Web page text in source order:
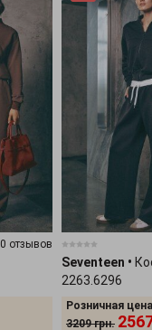
0 отзывов
Seventeen •
2263.6296
Розничная
3209 грн.